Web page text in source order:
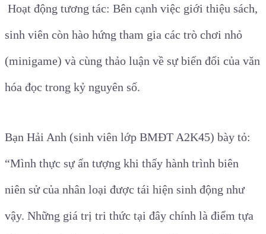
Hoạt động tương tác: Bên cạnh việc giới thiệu sách,
sinh viên còn hào hứng tham gia các trò chơi nhỏ
(minigame) và cùng thảo luận về sự biến đổi của văn
hóa đọc trong kỷ nguyên số.
Bạn Hải Anh (sinh viên lớp BMĐT A2K45) bày tỏ:
“Mình thực sự ấn tượng khi thấy hành trình biên
niên sử của nhân loại được tái hiện sinh động như
vậy. Những giá trị tri thức tại đây chính là điểm tựa